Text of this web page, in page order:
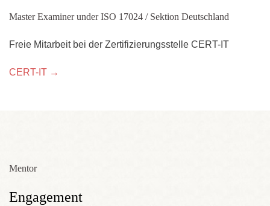
Master Examiner under ISO 17024 / Sektion Deutschland
Freie Mitarbeit bei der Zertifizierungsstelle CERT-IT
CERT-IT →
Mentor
Engagement